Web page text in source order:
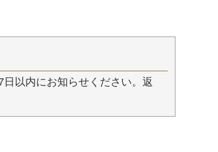
以内にお知らせください。返